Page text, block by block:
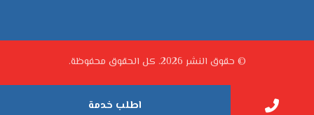
© حقوق النشر 2026. كل الحقوق محفوظة.
اطلب خدمة